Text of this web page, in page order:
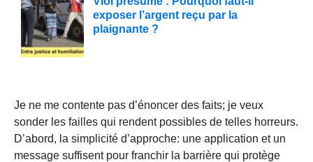
exposer l’argent reçu par la
plaignante ?
Je ne me contente pas d’énoncer des faits; je veux
sonder les failles qui rendent possibles de telles horreurs.
D’abord, la simplicité d’approche: une application et un
message suffisent pour franchir la barrière qui protège